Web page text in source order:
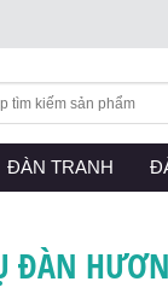
ĐÀN TRANH
ĐÀN